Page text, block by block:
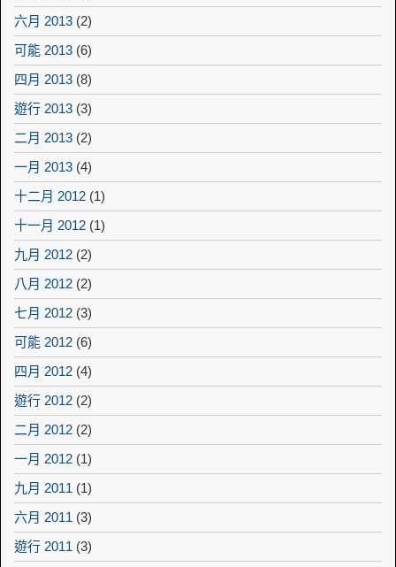
六月 2013 (2)
可能 2013 (6)
四月 2013 (8)
遊行 2013 (3)
二月 2013 (2)
一月 2013 (4)
十二月 2012 (1)
十一月 2012 (1)
九月 2012 (2)
八月 2012 (2)
七月 2012 (3)
可能 2012 (6)
四月 2012 (4)
遊行 2012 (2)
二月 2012 (2)
一月 2012 (1)
九月 2011 (1)
六月 2011 (3)
遊行 2011 (3)